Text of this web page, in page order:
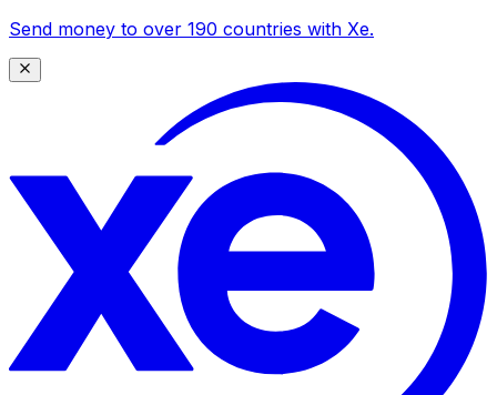
Send money to over 190 countries with Xe.